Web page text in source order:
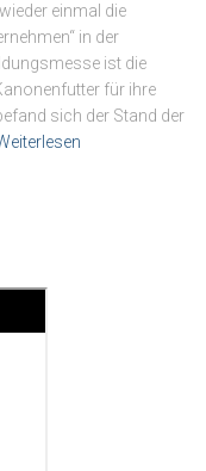
einmal die
in der
ist die
für ihre
sich der Stand der